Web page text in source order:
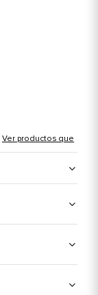
Ver productos que